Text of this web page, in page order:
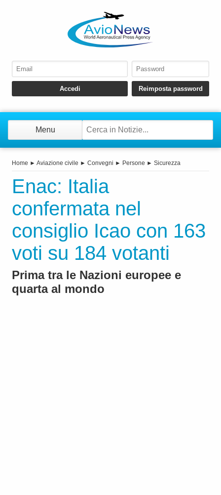
Menu
Home ► Aviazione civile ► Convegni ► Persone ► Sicurezza
Enac: Italia
confermata nel
consiglio Icao con 163
voti su 184 votanti
Prima tra le Nazioni europee e
quarta al mondo